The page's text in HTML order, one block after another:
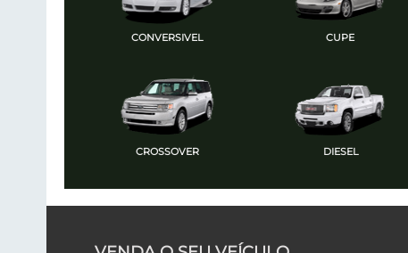
CONVERSIVEL CUPE
CROSSOVER DIESEL